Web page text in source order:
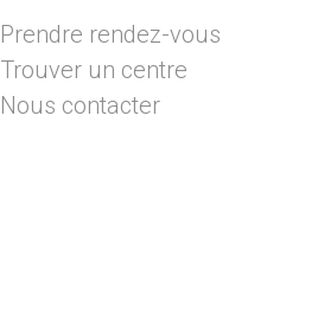
Prendre rendez-vous
Trouver un centre
Nous contacter